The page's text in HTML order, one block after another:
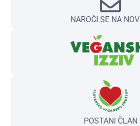
NAROČI SE NA
POSTANI ČLAN